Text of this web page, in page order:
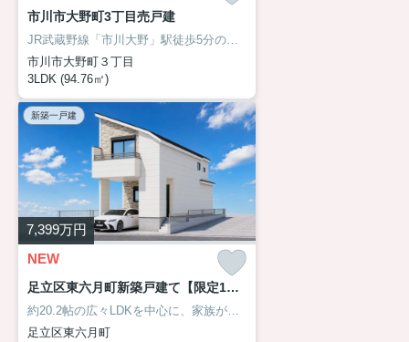
市川市大野町3丁目売戸建
JR武蔵野線「市川大野」駅徒歩5分の好立地！築4年の築浅住宅！太陽光発電＆蓄電システムを備え、毎月の光熱費を抑えながら、もしもの災害時にも安心できるお住まいです！約17.5帖のLDKは家族が自然と集まる開放的な空間。駅近の利便性と省エネ性能、そして築浅ならではの美しさを兼ね備えた一邸です。詳細はお気軽にアサイホームまでお問い合わせください！ →→→ 03-6458-0914
市川市大野町３丁目
3LDK (94.76㎡)
新築一戸建
7,399万円
NEW
足立区東六月町新築戸建て【限定1棟】
約20.2帖の広々LDKを中心に、家族が自然と集まり、笑顔が生まれる住まいです。開放感あふれるバルコニーや大容量のキッチン収納、ビルトインガレージなど、毎日の暮らしを快適にする工夫が随所に。休日には家族でゆったりと食卓を囲み、何気ない毎日が少しずつ特別な思い出へと変わっていく一邸です。まずはアサイホーム【03-6458-0914】までお気軽にお問合せ下さい！
足立区東六月町